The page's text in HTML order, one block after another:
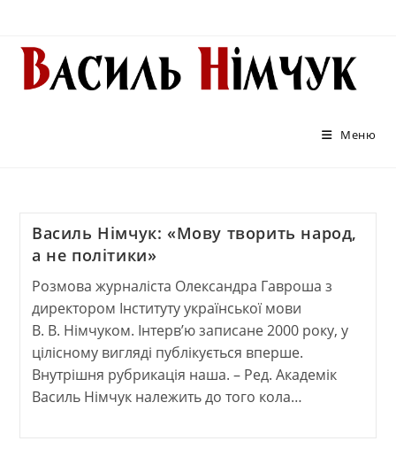
вмісту
Меню
Василь Німчук: «Мову творить народ,
а не політики»
Розмова журналіста Олександра Гавроша з
директором Інституту української мови
В. В. Німчуком. Інтерв’ю записане 2000 року, у
цілісному вигляді публікується вперше.
Внутрішня рубрикація наша. – Ред. Академік
Василь Німчук належить до того кола…